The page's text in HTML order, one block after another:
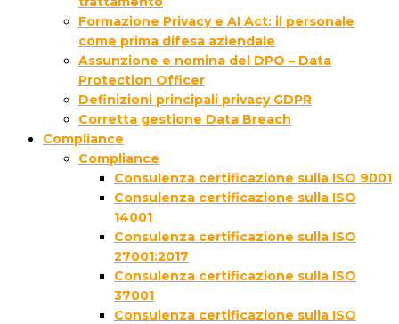
Formazione Privacy e AI Act: il personale
come prima difesa aziendale
Assunzione e nomina del DPO – Data
Protection Officer
Definizioni principali privacy GDPR
Corretta gestione Data Breach
Compliance
Compliance
Consulenza certificazione sulla ISO 9001
Consulenza certificazione sulla ISO
14001
Consulenza certificazione sulla ISO
27001:2017
Consulenza certificazione sulla ISO
37001
Consulenza certificazione sulla ISO